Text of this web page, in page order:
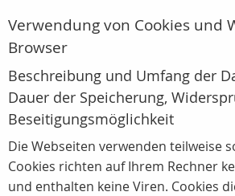
Verwendung von Cookies und
Browser
Beschreibung und Umfang der
Dauer der Speicherung,
Beseitigungsmöglichkeit
Die Webseiten verwenden teilweise
Cookies richten auf Ihrem Rechner
und enthalten keine Viren. Cookies